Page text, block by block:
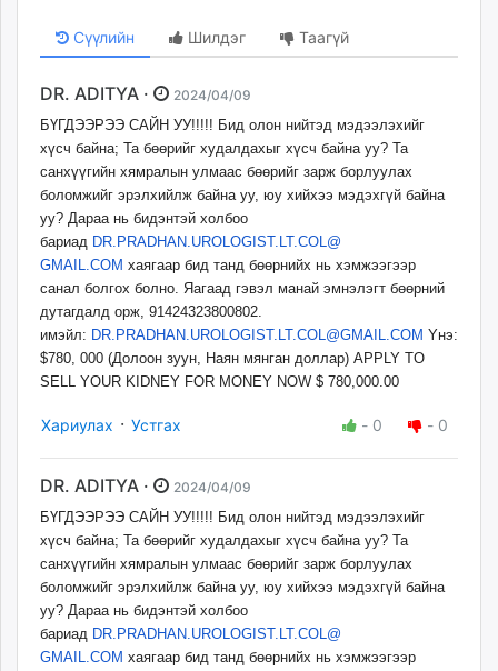
Сүүлийн Шилдэг Таагүй
DR. ADITYA ·
2024/04/09
БҮГДЭЭРЭЭ САЙН УУ!!!!! Бид олон нийтэд мэдээлэхийг
хүсч байна; Та бөөрийг худалдахыг хүсч байна уу? Та
санхүүгийн хямралын улмаас бөөрийг зарж борлуулах
боломжийг эрэлхийлж байна уу, юу хийхээ мэдэхгүй байна
уу? Дараа нь бидэнтэй холбоо
бариад DR.PRADHAN.UROLOGIST.LT.COL@
GMAIL.COM хаягаар бид танд бөөрнийх нь хэмжээгээр
санал болгох болно. Яагаад гэвэл манай эмнэлэгт бөөрний
дутагдалд орж, 91424323800802.
имэйл: DR.PRADHAN.UROLOGIST.LT.COL@GMAIL.COM Yнэ:
$780, 000 (Долоон зуун, Наян мянган доллар) APPLY TO
SELL YOUR KIDNEY FOR MONEY NOW $ 780,000.00
Хариулах · Устгах - 0 - 0
DR. ADITYA ·
2024/04/09
БҮГДЭЭРЭЭ САЙН УУ!!!!! Бид олон нийтэд мэдээлэхийг
хүсч байна; Та бөөрийг худалдахыг хүсч байна уу? Та
санхүүгийн хямралын улмаас бөөрийг зарж борлуулах
боломжийг эрэлхийлж байна уу, юу хийхээ мэдэхгүй байна
уу? Дараа нь бидэнтэй холбоо
бариад DR.PRADHAN.UROLOGIST.LT.COL@
GMAIL.COM хаягаар бид танд бөөрнийх нь хэмжээгээр